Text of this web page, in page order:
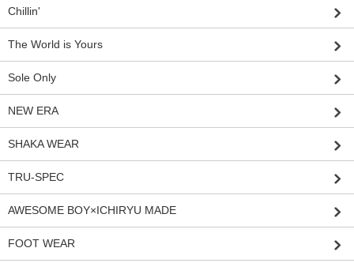
Chillin'
The World is Yours
Sole Only
NEW ERA
SHAKA WEAR
TRU-SPEC
AWESOME BOY×ICHIRYU MADE
FOOT WEAR